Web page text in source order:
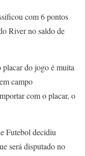
com 6 pontos
River no saldo de
placar do jogo é muita
campo
com o placar, o
Futebol decidiu
será disputado no